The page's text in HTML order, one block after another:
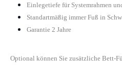
Einlegetiefe für Systemrahmen
Standartmäßig immer Fuß in
Garantie 2 Jahre
Optional können Sie zusätzliche Bett-